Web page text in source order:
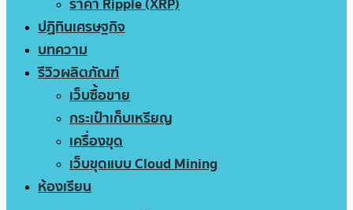
ปฏิทินเศรษฐกิจ
บทความ
รีวิวผลิตภัณฑ์
เว็บซื้อขาย
กระเป๋าเก็บเหรียญ
เครื่องขุด
เว็บขุดแบบ Cloud Mining
ห้องเรียน